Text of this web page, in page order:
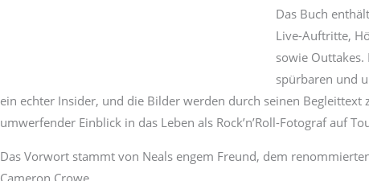
Das Buch
Live-Auftritte,
sowie
spürbaren und
ein echter Insider, und die Bilder werden durch seinen Begleittext
umwerfender Einblick in das Leben als Rock’n’Roll-Fotograf auf
Das Vorwort stammt von Neals engem Freund, dem
Cameron Crowe.